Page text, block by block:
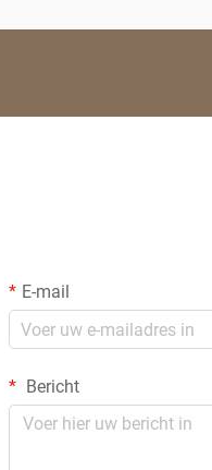
E-mail
Bericht